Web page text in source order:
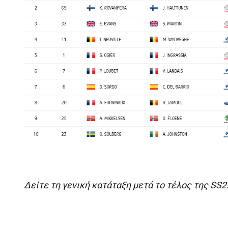
Δείτε τη γενική κατάταξη μετά το τέλος της SS2: